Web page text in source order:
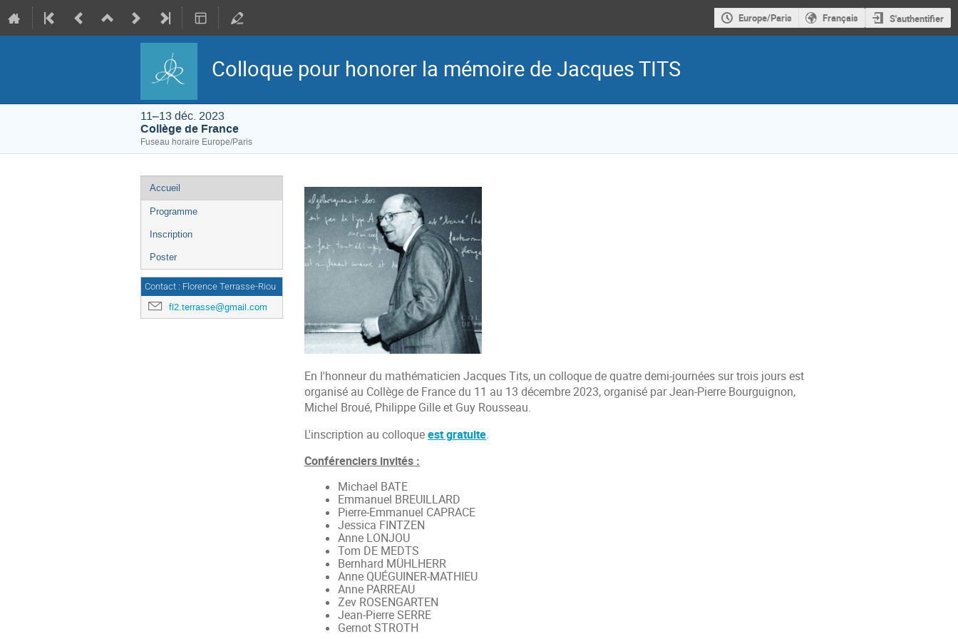
Europe/Paris Français S'authentifier
Colloque pour honorer la mémoire de Jacques TITS
11–13 déc. 2023
Collège de France
Fuseau horaire Europe/Paris
de
l'événement
Accueil
Programme
Inscription
Poster
Contact : Florence Terrasse-Riou
fl2.terrasse@gmail.com
En l'honneur du mathématicien Jacques Tits, un colloque de quatre demi-journées sur trois jours est
organisé au Collège de France du 11 au 13 décembre 2023, organisé par Jean-Pierre Bourguignon,
Michel Broué, Philippe Gille et Guy Rousseau.
L'inscription au colloqueest gratuite.
Conférenciers invités :
Michael BATE
Emmanuel BREUILLARD
Pierre-Emmanuel CAPRACE
Jessica FINTZEN
Anne LONJOU
Tom DE MEDTS
Bernhard MÜHLHERR
Anne QUÉGUINER-MATHIEU
Anne PARREAU
Zev ROSENGARTEN
Jean-Pierre SERRE
Gernot STROTH